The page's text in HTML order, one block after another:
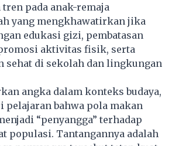
pada anak-remaja
yang mengkhawatirkan jika
edukasi gizi, pembatasan
aktivitas fisik, serta
sehat di sekolah dan lingkungan
angka dalam konteks budaya,
pelajaran bahwa pola makan
“penyangga” terhadap
populasi. Tantangannya adalah